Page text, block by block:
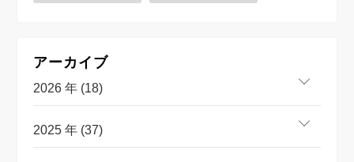
アーカイブ
2026 年 (18)
2025 年 (37)